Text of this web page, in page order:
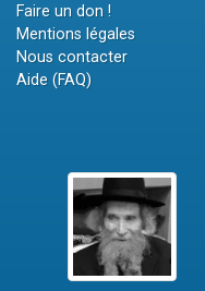
Faire un don !
Mentions légales
Nous contacter
Aide (FAQ)